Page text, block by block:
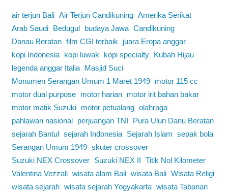
air terjun Bali Air Terjun Candikuning Amerika Serikat
Arab Saudi
Bedugul budaya Jawa Candikuning
Danau Beratan film CGI terbaik
juara Eropa anggar
kopi Indonesia
kopi luwak kopi specialty
Kubah Hijau
legenda anggar Italia
Masjid Suci
Monumen Serangan Umum 1 Maret 1949
motor 115 cc
motor dual purpose
motor harian
motor irit bahan bakar
motor matik Suzuki
motor petualang olahraga
pahlawan nasional
perjuangan TNI
Pura Ulun Danu Beratan
sejarah Bantul sejarah Indonesia Sejarah Islam sepak bola
Serangan Umum 1949 skuter crossover
Suzuki NEX Crossover
Suzuki NEX II Titik Nol Kilometer
Valentina Vezzali wisata alam Bali wisata Bali Wisata Religi
wisata sejarah wisata sejarah Yogyakarta wisata Tabanan